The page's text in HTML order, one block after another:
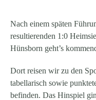
Nach einem späten
resultierenden 1:0
Hünsborn geht’s
Dort reisen wir zu den
tabellarisch sowie
befinden. Das Hinspiel